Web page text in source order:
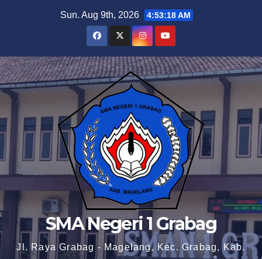
Sun. Aug 9th, 2026 4:53:19 AM
SMA Negeri 1 Grabag
Jl. Raya Grabag - Magelang, Kec. Grabag, Kab.